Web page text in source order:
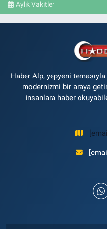
Aylık Vakitler
Haber Alp, yepyeni
modernizmi bir araya
insanlara haber